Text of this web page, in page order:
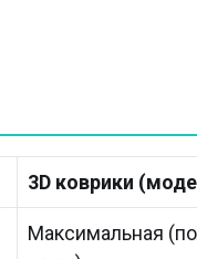
3D коврики
Максимальная